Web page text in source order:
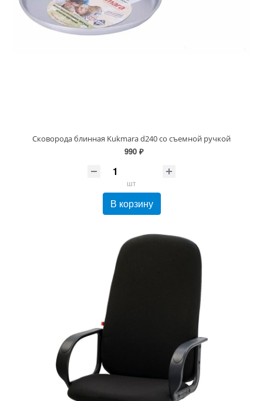
Сковорода блинная Kukmara d240 со съемной ручкой
990 ₽
шт
В корзину